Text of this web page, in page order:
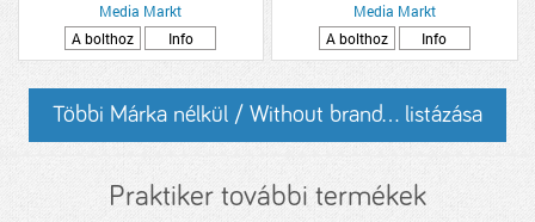
Media Markt
A bolthoz
Info
Media Markt
A bolthoz
Info
Többi Márka nélkül / Without brand... listázása
Praktiker további termékek